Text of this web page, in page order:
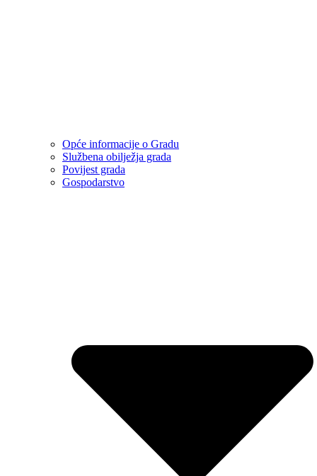
Opće informacije o Gradu
Službena obilježja grada
Povijest grada
Gospodarstvo